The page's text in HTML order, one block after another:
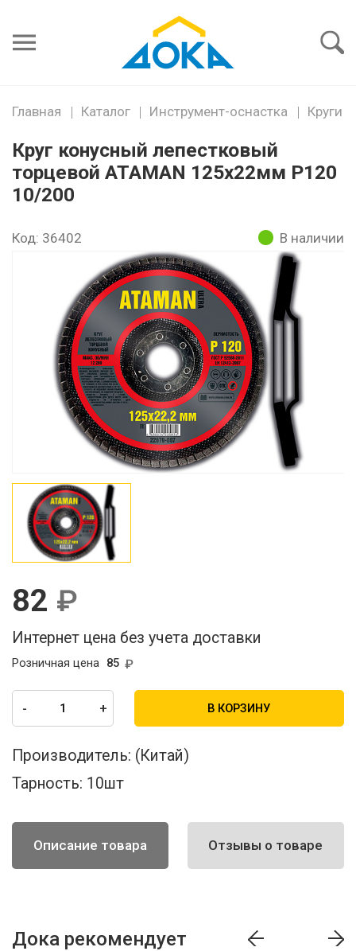
пароль
Главная Каталог Инструмент-оснастка Круги
Круг конусный лепестковый
торцевой ATAMAN 125х22мм Р120
10/200
Код: 36402 В наличии
82
Интернет цена без учета доставки
85
Розничная цена
- + В КОРЗИНУ
Производитель: (Китай)
Тарность: 10шт
Описание товара Отзывы о товаре
Дока рекомендует